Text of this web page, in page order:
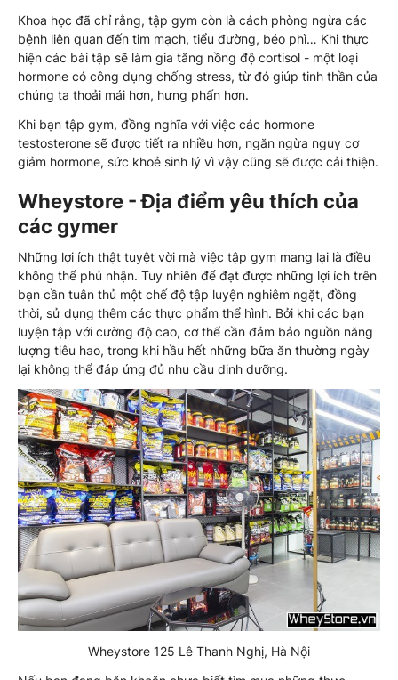
Khoa học đã chỉ rằng, tập gym còn là cách phòng ngừa các
bệnh liên quan đến tim mạch, tiểu đường, béo phì… Khi thực
hiện các bài tập sẽ làm gia tăng nồng độ cortisol - một loại
hormone có công dụng chống stress, từ đó giúp tinh thần của
chúng ta thoải mái hơn, hưng phấn hơn.
Khi bạn tập gym, đồng nghĩa với việc các hormone
testosterone sẽ được tiết ra nhiều hơn, ngăn ngừa nguy cơ
giảm hormone, sức khoẻ sinh lý vì vậy cũng sẽ được cải thiện.
Wheystore - Địa điểm yêu thích của
các gymer
Những lợi ích thật tuyệt vời mà việc tập gym mang lại là điều
không thể phủ nhận. Tuy nhiên để đạt được những lợi ích trên
bạn cần tuân thủ một chế độ tập luyện nghiêm ngặt, đồng
thời, sử dụng thêm các thực phẩm thể hình. Bởi khi các bạn
luyện tập với cường độ cao, cơ thể cần đảm bảo nguồn năng
lượng tiêu hao, trong khi hầu hết những bữa ăn thường ngày
lại không thể đáp ứng đủ nhu cầu dinh dưỡng.
Wheystore 125 Lê Thanh Nghị, Hà Nội